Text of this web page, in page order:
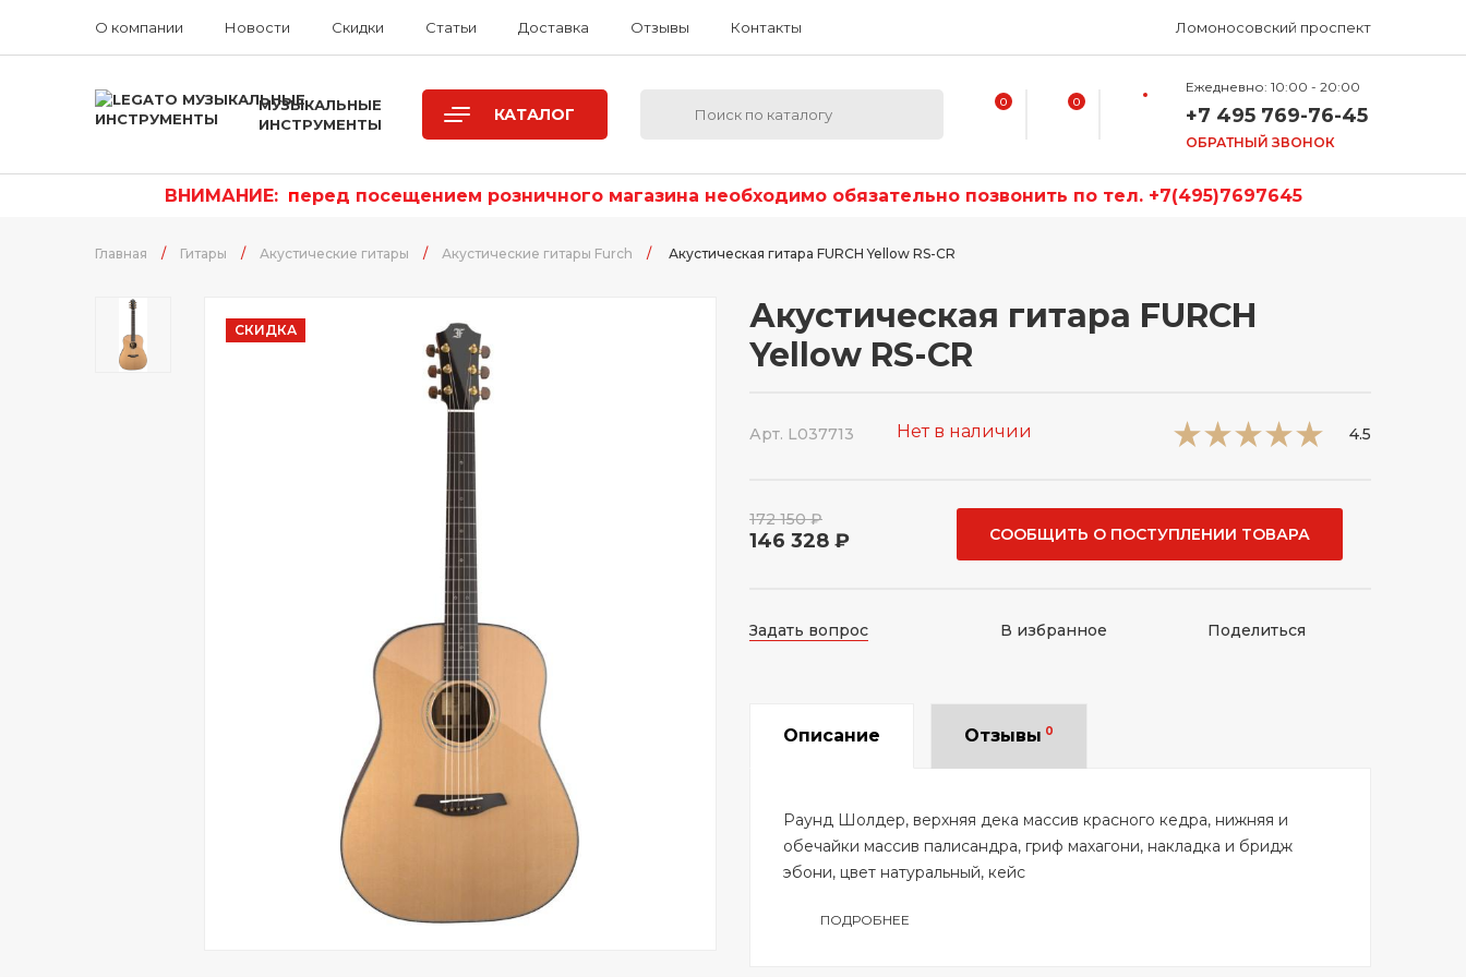
О компании Новости Скидки Статьи Доставка Отзывы Контакты Ломоносовский проспект
МУЗЫКАЛЬНЫЕ
ИНСТРУМЕНТЫ
КАТАЛОГ
0 0
Ежедневно: 10:00 - 20:00
+7 495 769-76-45
ОБРАТНЫЙ ЗВОНОК
ВНИМАНИЕ: перед посещением розничного магазина необходимо обязательно позвонить по тел. +7(495)7697645
Главная / Гитары / Акустические гитары / Акустические гитары Furch / Акустическая гитара FURCH Yellow RS-CR
СКИДКА
Акустическая гитара FURCH
Yellow RS-CR
Арт. L037713 Нет в наличии 4.5
172 150 ₽
146 328 ₽ СООБЩИТЬ О ПОСТУПЛЕНИИ ТОВАРА
Задать вопрос В избранное Поделиться
Описание Отзывы 0
Раунд Шолдер, верхняя дека массив красного кедра, нижняя и
обечайки массив палисандра, гриф махагони, накладка и бридж
эбони, цвет натуральный, кейс
ПОДРОБНЕЕ